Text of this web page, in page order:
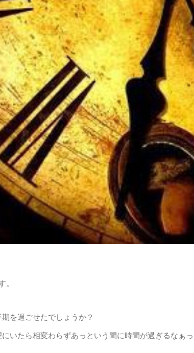
。
を過ごせたでしょうか？
いたら相変わらずあっという間に時間が過ぎるなぁっ